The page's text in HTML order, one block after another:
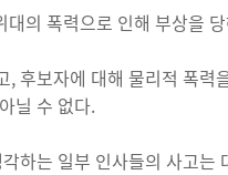
의 폭력으로 인해 부상을
후보자에 대해 물리적 폭
닐 수 없다.
하는 일부 인사들의 사고